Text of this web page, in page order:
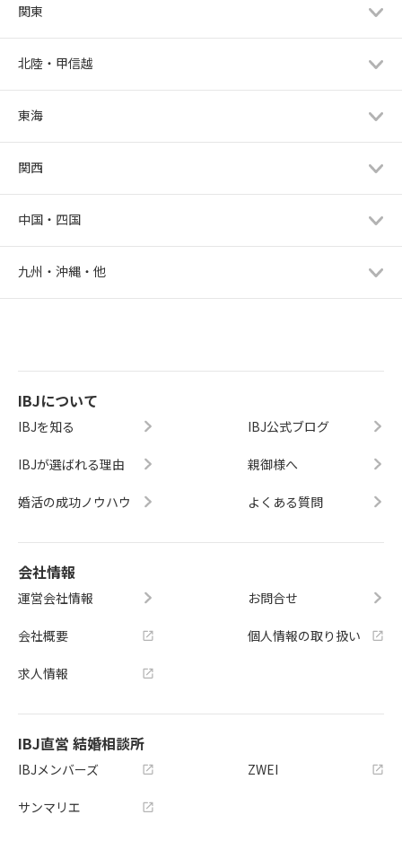
関東
北陸・甲信越
東海
関西
中国・四国
九州・沖縄・他
IBJについて
IBJを知る
IBJが選ばれる理由
婚活の成功ノウハウ
IBJ公式ブログ
親御様へ
よくある質問
会社情報
運営会社情報
会社概要
求人情報
お問合せ
個人情報の取り扱い
IBJ直営 結婚相談所
IBJメンバーズ
サンマリエ
ZWEI